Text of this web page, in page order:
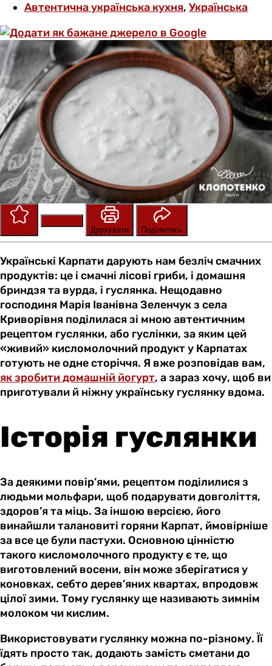
Автентична українська кухня, Українська
Друкувати
Поділитись
Українські Карпати дарують нам безліч смачних
продуктів: це і смачні лісові гриби, і домашня
бриндзя та вурда, і гуслянка. Нещодавно
господиня Марія Іванівна Зеленчук з села
Криворівня поділилася зі мною автентичним
рецептом гуслянки, або гуслінки, за яким цей
«живий» кисломолочний продукт у Карпатах
готують не одне сторіччя. Я вже розповідав вам,
як зробити домашній йогурт, а зараз хочу, щоб ви
приготували й ніжну українську гуслянку вдома.
Історія гуслянки
За деякими повір’ями, рецептом поділилися з
людьми мольфари, щоб подарувати довголіття,
здоров’я та міць. За іншою версією, його
винайшли талановиті горяни Карпат, ймовірніше
за все це були пастухи. Основною цінністю
такого кисломолочного продукту є те, що
виготовлений восени, він може зберігатися у
коновках, себто дерев’яних квартах, впродовж
цілої зими. Тому гуслянку ще називають зимнім
молоком чи кислим.
Використовувати гуслянку можна по-різному. Її
їдять просто так, додають замість сметани до